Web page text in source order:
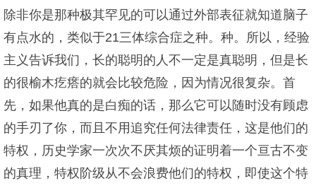
除非你是那种极其罕见的可以通过外部表征就知道脑子
有点水的，类似于21三体综合症之种。种。所以，经验
主义告诉我们，长的聪明的人不一定是真聪明，但是长
的很榆木疙瘩的就会比较危险，因为情况很复杂。首
先，如果他真的是白痴的话，那么它可以随时没有顾虑
的手刃了你，而且不用追究任何法律责任，这是他们的
特权，历史学家一次次不厌其烦的证明着一个亘古不变
的真理，特权阶级从不会浪费他们的特权，即使这个特